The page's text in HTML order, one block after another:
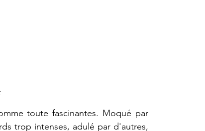
toute fascinantes. Moqué par
trop intenses, adulé par d'autres,